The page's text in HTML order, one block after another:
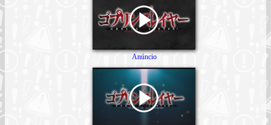
Anúncio